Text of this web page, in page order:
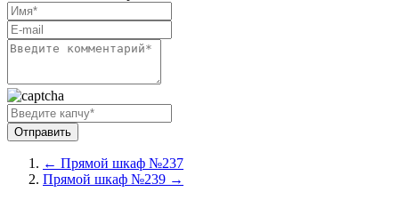
← Прямой шкаф №237
Прямой шкаф №239 →